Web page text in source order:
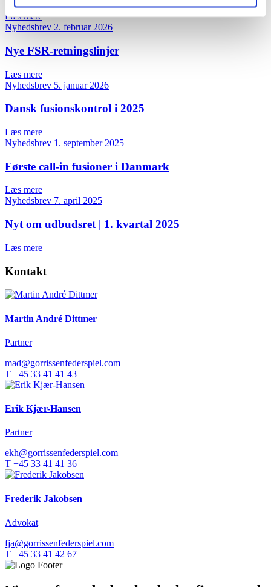
Læs mere
Nyhedsbrev 2. februar 2026
Nye FSR-retningslinjer
Læs mere
Nyhedsbrev 5. januar 2026
Dansk fusionskontrol i 2025
Læs mere
Nyhedsbrev 1. september 2025
Første call-in fusioner i Danmark
Læs mere
Nyhedsbrev 7. april 2025
Nyt om udbudsret | 1. kvartal 2025
Læs mere
Kontakt
Martin André Dittmer
Partner
mad@gorrissenfederspiel.com
T +45 33 41 41 43
Erik Kjær-Hansen
Partner
ekh@gorrissenfederspiel.com
T +45 33 41 41 36
Frederik Jakobsen
Advokat
fja@gorrissenfederspiel.com
T +45 33 41 42 67